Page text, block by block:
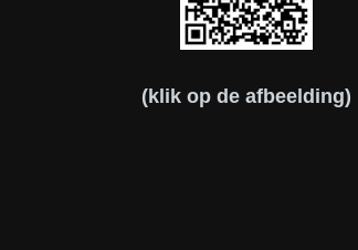
(klik op de afbeelding)